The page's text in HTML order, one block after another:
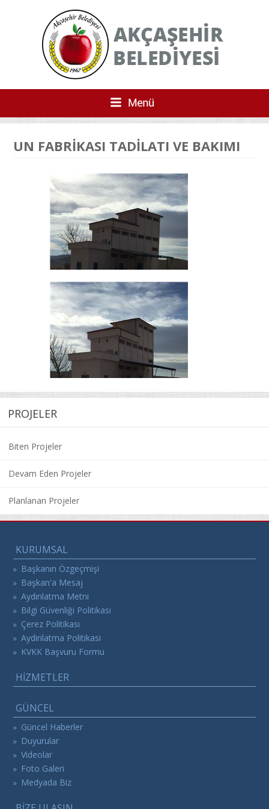
UN FABRİKASI TADİLATI VE BAKIMI
PROJELER
Biten Projeler
Devam Eden Projeler
Planlanan Projeler
KURUMSAL
» Başkanın Özgeçmişi
» Başkan'a Mesaj
» Aydınlatma Metni
» Bilgi Güvenliği Politikası
» Çerez Politikası
» Aydinlatma Politikasi
» KVKK Başvuru Formu
HİZMETLER
GÜNCEL
» Güncel Haberler
» Duyurular
» Videolar
» Foto Galeri
» Medyada Biz